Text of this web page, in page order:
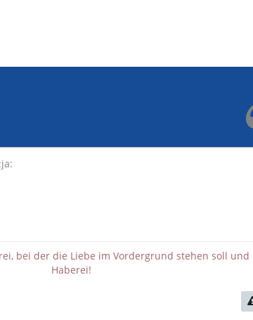
bei der die Liebe im Vordergrund stehen soll
Haberei!